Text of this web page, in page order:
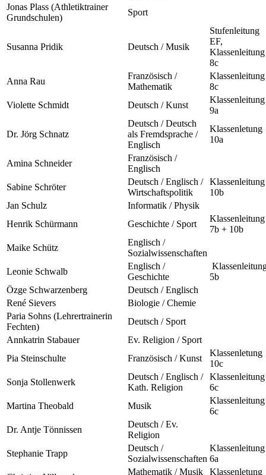
Jonas Plass (Athletiktrainer
Grundschulen)
Sport
Susanna Pridik Deutsch / Musik
Stufenleitung
EF,
Klassenleitung
8c
Anna Rau
Französisch /
Mathematik
Klassenleitung
8c
Violette Schmidt
Deutsch / Kunst
Klassenleitung
9a
Dr. Jörg Schnatz
Deutsch / Deutsch
als Fremdsprache /
Englisch
Klassenletung
10a
Amina Schneider
Französisch /
Englisch
Sabine Schröter
Deutsch / Englisch /
Wirtschaftspolitik
Klassenleitung
10b
Jan Schulz
Informatik / Physik
Henrik Schürmann
Geschichte / Sport
Klassenleitung
7b + 10b
Maike Schütz
Englisch /
Sozialwissenschaften
Leonie Schwalb
Englisch /
Geschichte
5b
Özge Schwarzenberg
Deutsch / Englisch
René Sievers
Biologie / Chemie
Paria Sohns (Lehrertrainerin
Fechten)
Deutsch / Sport
Annkatrin Stabauer
Ev. Religion / Sport
Pia Steinschulte
Französisch / Kunst
Klassenletung
10c
Sonja Stollenwerk
Deutsch / Englisch /
Kath. Religion
Klassenleitung
6c
Martina Theobald
Musik
Klassenleitung
6c
Dr. Antje Tönnissen
Deutsch / Ev.
Religion
Stephanie Trapp
Deutsch /
Sozialwissenschaften
Klassenleitung
6a
Mathematik / Musik
Klassenletung